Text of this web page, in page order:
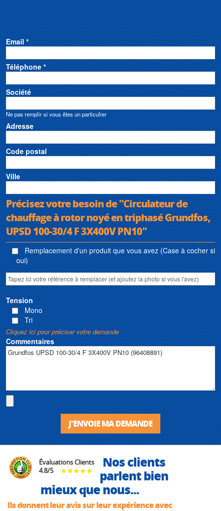
Email *
Téléphone *
Société
Ne pas remplir si vous êtes un particulier
Adresse
Code postal
Ville
Précisez votre besoin de "Circulateur de
chauffage à rotor noyé en triphasé Grundfos,
UPSD 100-30/4 F 3X400V PN10"
Remplacement d'un produit que vous avez (Case à cocher si
oui)
Tension
Mono
Tri
Cliquez ici pour préciser votre demande
Commentaires
J'ENVOIE MA DEMANDE
Évaluations Clients
4.8/5
Nos clients
parlent bien
mieux que nous...
Ils donnent leur avis sur leur expérience avec